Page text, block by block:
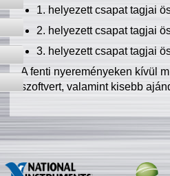
1. helyezett csapat tagjai
2. helyezett csapat tagjai
3. helyezett csapat tagjai
A fenti nyereményeken kívül
szoftvert, valamint kisebb